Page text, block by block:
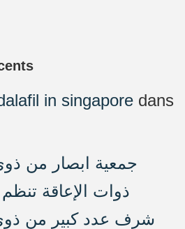
in singapore dans
جمعية ابصار من
ذوات الإعاقة
شرف عدد كبير من ذوي